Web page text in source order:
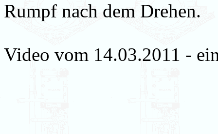
Rumpf nach dem Drehen.
Video vom 14.03.2011 -